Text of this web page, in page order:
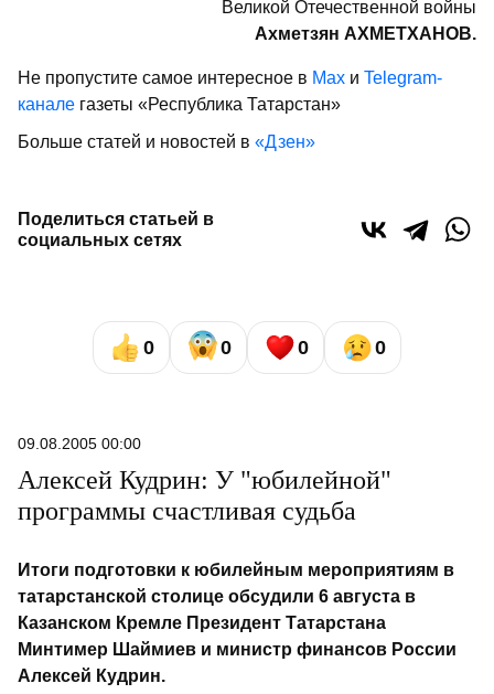
Великой Отечественной войны
Ахметзян АХМЕТХАНОВ.
Не пропустите самое интересное в Max и Telegram-
канале газеты «Республика Татарстан»
Больше статей и новостей в «Дзен»
Поделиться статьей в
социальных сетях
0 0 0 0
09.08.2005 00:00
Алексей Кудрин: У "юбилейной"
программы счастливая судьба
Итоги подготовки к юбилейным мероприятиям в
татарстанской столице обсудили 6 августа в
Казанском Кремле Президент Татарстана
Минтимер Шаймиев и министр финансов России
Алексей Кудрин.